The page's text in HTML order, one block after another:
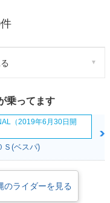
乗ってます
（2019年6月30日開
Ｓ(ベスパ)
のライダーを見る